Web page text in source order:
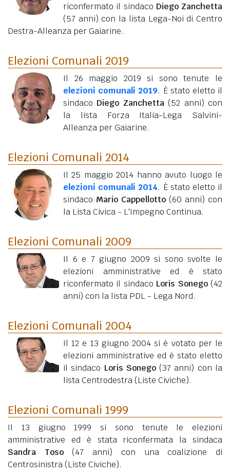
riconfermato il sindaco Diego Zanchetta
(57 anni) con la lista Lega-Noi di Centro
Destra-Alleanza per Gaiarine.
Elezioni Comunali 2019
Il 26 maggio 2019 si sono tenute le
elezioni comunali 2019. È stato eletto il
sindaco Diego Zanchetta (52 anni) con
la lista Forza Italia-Lega Salvini-
Alleanza per Gaiarine.
Elezioni Comunali 2014
Il 25 maggio 2014 hanno avuto luogo le
elezioni comunali 2014. È stato eletto il
sindaco Mario Cappellotto (60 anni) con
la Lista Civica - L'Impegno Continua.
Elezioni Comunali 2009
Il 6 e 7 giugno 2009 si sono svolte le
elezioni amministrative ed è stato
riconfermato il sindaco Loris Sonego (42
anni) con la lista PDL - Lega Nord.
Elezioni Comunali 2004
Il 12 e 13 giugno 2004 si è votato per le
elezioni amministrative ed è stato eletto
il sindaco Loris Sonego (37 anni) con la
lista Centrodestra (Liste Civiche).
Elezioni Comunali 1999
Il 13 giugno 1999 si sono tenute le elezioni
amministrative ed è stata riconfermata la sindaca
Sandra Toso
(47 anni) con una coalizione di
Centrosinistra (Liste Civiche).